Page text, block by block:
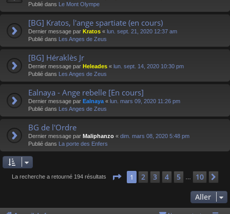
Publié dans Le Mont Olympe
[BG] Kratos, l'ange spartiate (en cours)
Dernier message par Kratos « lun. sept. 21, 2020 12:37 am
Publié dans Les Anges de Zeus
[BG] Héraklès Jr
Dernier message par Heleades « lun. sept. 14, 2020 10:30 pm
Publié dans Les Anges de Zeus
Ealnaya - Ange rebelle [En cours]
Dernier message par Ealnaya « lun. mars 09, 2020 11:26 pm
Publié dans Les Anges de Zeus
BG de l'Ordre
Dernier message par Maliphanzo « dim. mars 08, 2020 5:48 pm
Publié dans La porte des Enfers
La recherche a retourné 194 résultats Page 1sur 10
1 2 3 4 5 10
Aller